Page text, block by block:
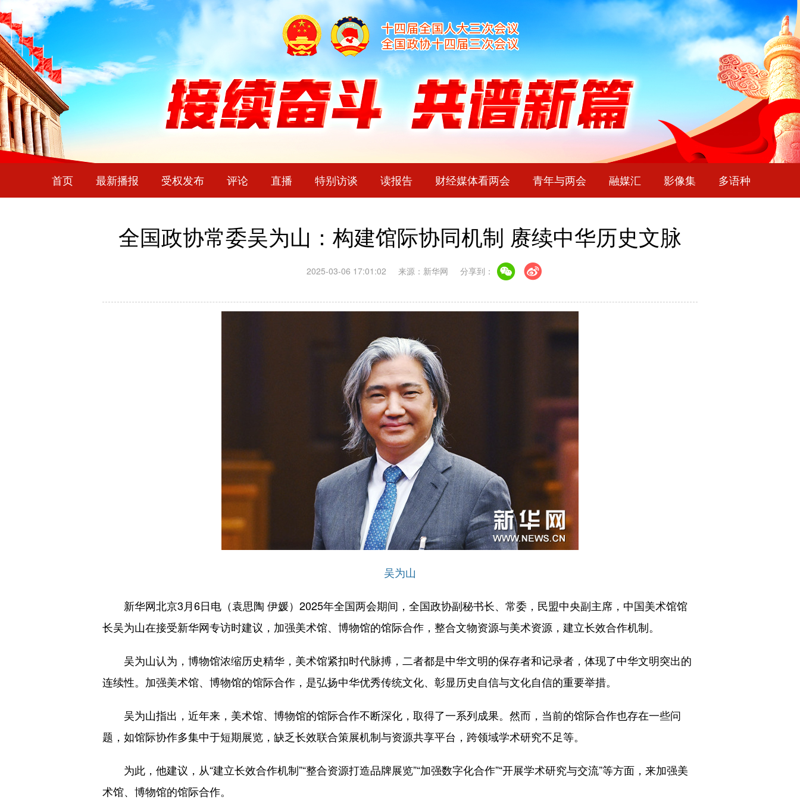
首页 最新播报 受权发布 评论 直播 特别访谈 读报告 财经媒体看两会 青年与两会 融媒汇 影像集 多语种
全国政协常委吴为山：构建馆际协同机制 赓续中华历史文脉
2025-03-06 17:01:02 来源：新华网 分享到：
吴为山
新华网北京3月6日电（袁思陶 伊媛）2025年全国两会期间，全国政协副秘书长、常委，民盟中央副主席，中国美术馆馆
长吴为山在接受新华网专访时建议，加强美术馆、博物馆的馆际合作，整合文物资源与美术资源，建立长效合作机制。
吴为山认为，博物馆浓缩历史精华，美术馆紧扣时代脉搏，二者都是中华文明的保存者和记录者，体现了中华文明突出的
连续性。加强美术馆、博物馆的馆际合作，是弘扬中华优秀传统文化、彰显历史自信与文化自信的重要举措。
吴为山指出，近年来，美术馆、博物馆的馆际合作不断深化，取得了一系列成果。然而，当前的馆际合作也存在一些问
题，如馆际协作多集中于短期展览，缺乏长效联合策展机制与资源共享平台，跨领域学术研究不足等。
为此，他建议，从“建立长效合作机制”“整合资源打造品牌展览”“加强数字化合作”“开展学术研究与交流”等方面，来加强美
术馆、博物馆的馆际合作。